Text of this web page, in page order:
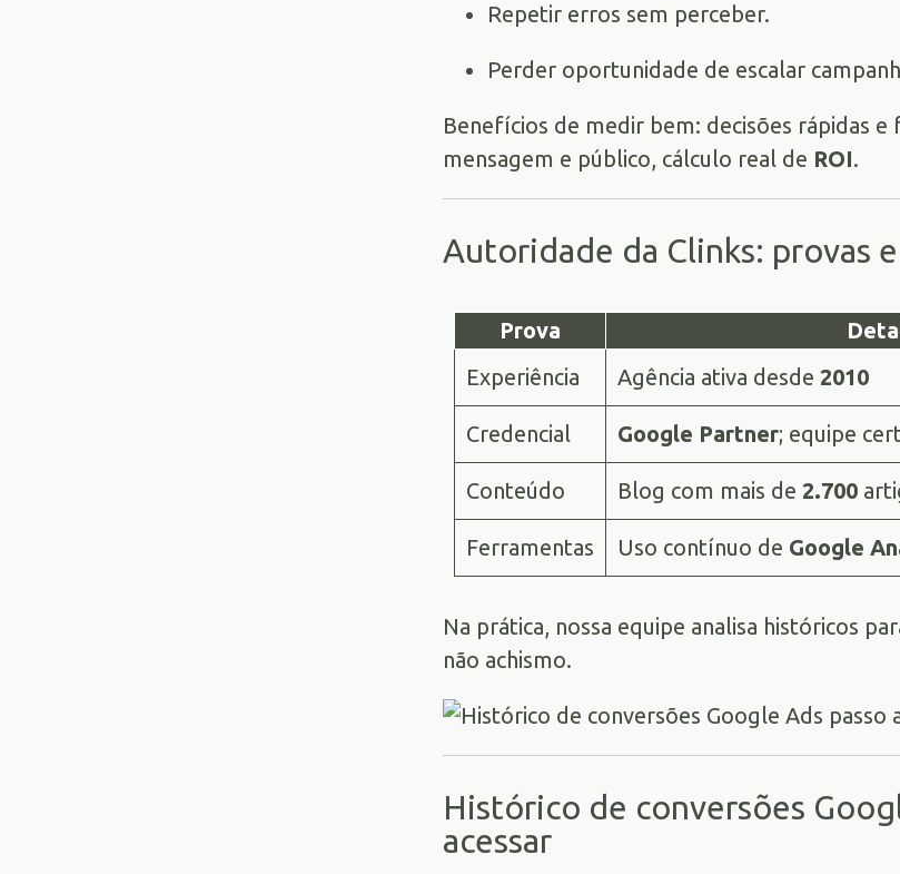
Repetir erros sem perceber.
Perder oportunidade de escalar
Benefícios de medir bem: decisões rápidas
mensagem e público, cálculo real de ROI.
Autoridade da Clinks: provas
Prova
Experiência
Agência ativa desde 2010
Credencial Google Partner; equipe
Conteúdo Blog com mais de 2.700
Ferramentas Uso contínuo de Google
Na prática, nossa equipe analisa históricos
não achismo.
Histórico de conversões
acessar